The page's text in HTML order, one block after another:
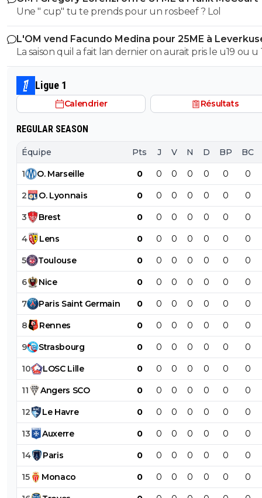
Une " cup" tu te prends pour un rosbeef ? Lol
L'OM vend Facundo Medina pour 25ME à
La saison quil a fait lan dernier on aurait pris le u19 ou u
son poste ils auraient pas fait pire, il a ete blessé plus 1/3
saison et le peu de fois où on l'a vue bah putain...je sais
lors de quel match tu l'a vu bon, moi jai surtout vue
bide et ses croissants a la place des pieds et faire des
Ligue 1
Calendrier Résultats
REGULAR SEASON
Équipe Pts J V N D BP BC
1 O. Marseille 0 0 0 0 0 0 0
2 O. Lyonnais 0 0 0 0 0 0 0
3 Brest 0 0 0 0 0 0 0
4 Lens 0 0 0 0 0 0 0
5 Toulouse 0 0 0 0 0 0 0
6 Nice 0 0 0 0 0 0 0
7 Paris Saint Germain 0 0 0 0 0 0 0
8 Rennes 0 0 0 0 0 0 0
9 Strasbourg 0 0 0 0 0 0 0
10 LOSC Lille 0 0 0 0 0 0 0
11 Angers SCO 0 0 0 0 0 0 0
12 Le Havre 0 0 0 0 0 0 0
13 Auxerre 0 0 0 0 0 0 0
14 Paris 0 0 0 0 0 0 0
15 Monaco 0 0 0 0 0 0 0